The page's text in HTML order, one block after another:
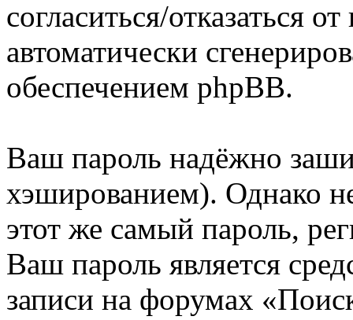
согласиться/отказаться
автоматически
обеспечением phpBB.
Ваш пароль надёжно
хэшированием). Однако
этот же самый пароль,
Ваш пароль является
записи на форумах